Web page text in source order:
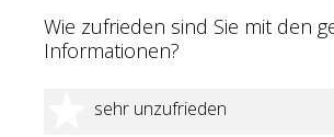
Wie zufrieden sind Sie mit den
Informationen?
sehr unzufrieden
1 Stern